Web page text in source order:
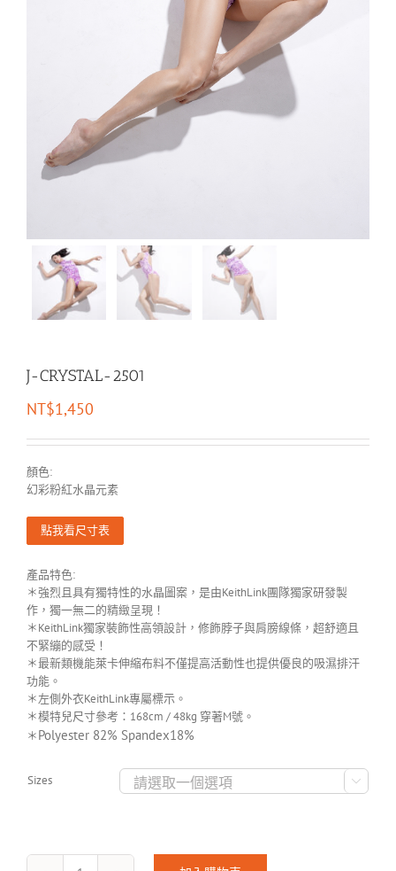
J-CRYSTAL-2501
NT$1,450
顏色:
幻彩粉紅水晶元素
點我看尺寸表
產品特色:
＊強烈且具有獨特性的水晶圖案，是由KeithLink團隊獨家研發製
作，獨一無二的精緻呈現！
＊KeithLink獨家裝飾性高領設計，修飾脖子與肩膀線條，超舒適且
不緊繃的感受！
＊最新類機能萊卡伸縮布料不僅提高活動性也提供優良的吸濕排汗
功能。
＊左側外衣KeithLink專屬標示。
＊模特兒尺寸參考：168cm / 48kg 穿著M號。
＊Polyester 82% Spandex18%
Sizes 